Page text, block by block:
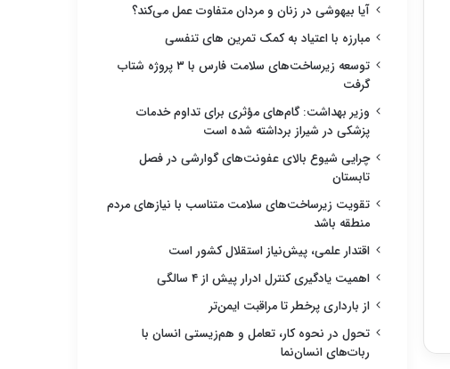
آیا بیهوشی در زنان و مردان متفاوت عمل می‌کند؟
مبارزه با اعتیاد به کمک تمرین های تنفسی
توسعه زیرساخت‌های سلامت فارس با ۳ پروژه شتاب
گرفت
وزیر بهداشت: گام‌های مؤثری برای تداوم خدمات
پزشکی در شیراز برداشته شده است
چرایی شیوع بالای عفونت‌های گوارشی در فصل
تابستان
تقویت زیرساخت‌های سلامت متناسب با نیازهای مردم
منطقه باشد
اقتدار علمی، پیش‌نیاز استقلال کشور است
اهمیت یادگیری کنترل ادرار پیش از ۴ سالگی
از بارداری پرخطر تا مراقبت ایمن‌تر
تحول در نحوه کار، تعامل و هم‌زیستی انسان با
ربات‌های انسان‌نما